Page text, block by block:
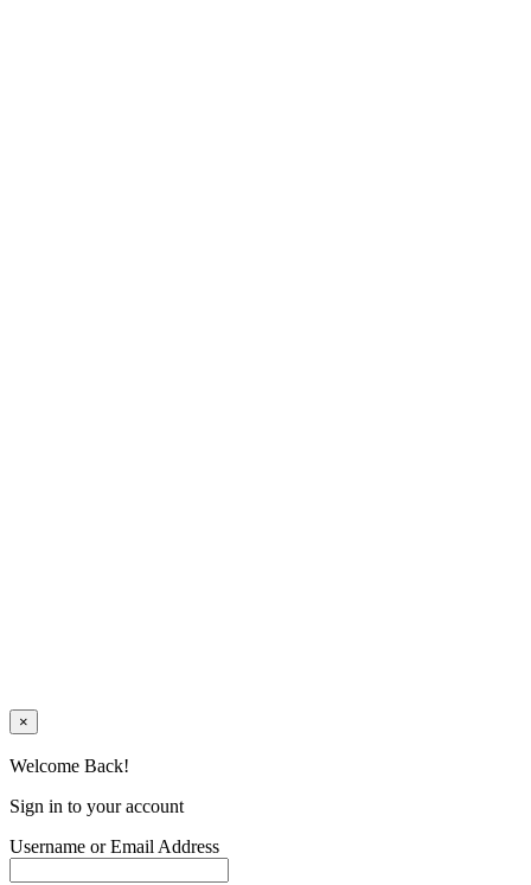
×
Welcome Back!
Sign in to your account
Username or Email Address